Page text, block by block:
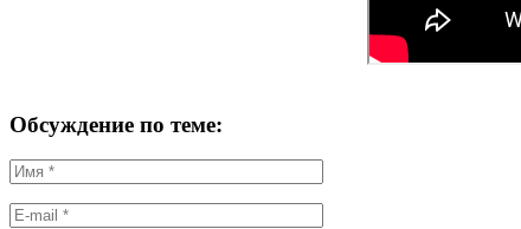
Обсуждение по теме: